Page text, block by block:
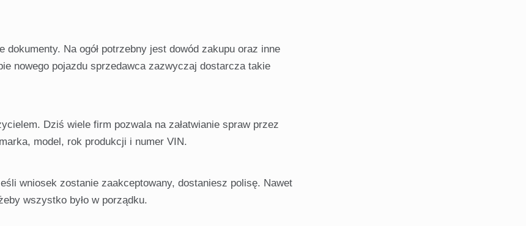
Na ogół potrzebny jest dowód zakupu oraz inne
nowego pojazdu sprzedawca zazwyczaj dostarcza takie
Dziś wiele firm pozwala na załatwianie spraw przez
model, rok produkcji i numer VIN.
wniosek zostanie zaakceptowany, dostaniesz polisę. Nawet
wszystko było w porządku.